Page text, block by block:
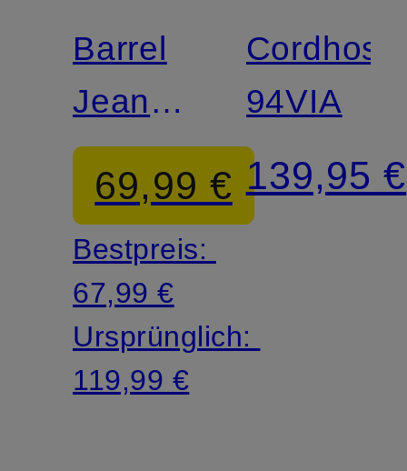
Barrel
Jeans
IVY
69,99 €
Bestpreis:
67,99 €
Ursprünglich:
119,99 €
Cordhose
94VIA
139,95 €